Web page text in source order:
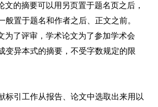
文的摘要可以用另页置于题名页之后，
般置于题名和作者之后、正文之前。
为了评审，学术论文为了参加学术会
变异本式的摘要，不受字数规定的限
标引工作从报告、论文中选取出来用以